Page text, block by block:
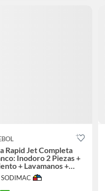
Rapid Jet Completa
Inodoro 2 Piezas +
+ Lavamanos +
SODIMAC